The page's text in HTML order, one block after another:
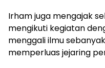
Irham juga mengajak
mengikuti kegiatan
menggali ilmu
memperluas jejaring